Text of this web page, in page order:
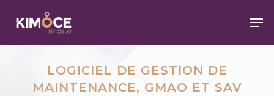
LOGICIEL DE GESTION DE
MAINTENANCE, GMAO ET SAV